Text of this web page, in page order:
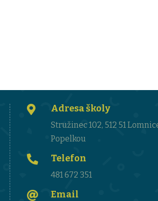
 Adresa školy
Stružinec 102, 512 51
Popelkou
 Telefon
481 672 351
 Email